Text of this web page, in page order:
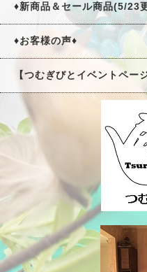
♦新商品＆セール商品(5/23
♦お客様の声♦
【つむぎびとイベントペー